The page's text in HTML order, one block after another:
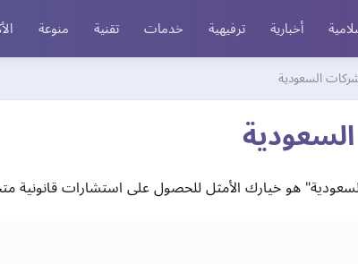
أخبارية ترفيهية خدمات تقنية منوعة
السعودية
هو خيارك الأمثل للحصول على استشارات قانونية